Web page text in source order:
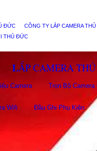
ĐỨC
CÔNG TY LẮP CAMERA
THỦ ĐỨC
LẮP CAMERA
Camera Trọn Bộ Camera
Wifi Đầu Ghi Phụ Kiên